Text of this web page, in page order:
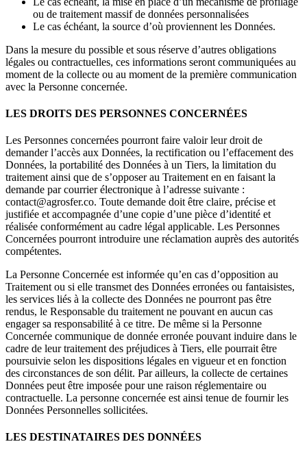
ou de traitement massif de données personnalisées
Le cas échéant, la source d’où proviennent les Données.
Dans la mesure du possible et sous réserve d’autres obligations
légales ou contractuelles, ces informations seront communiquées au
moment de la collecte ou au moment de la première communication
avec la Personne concernée.
LES DROITS DES PERSONNES CONCERNÉES
Les Personnes concernées pourront faire valoir leur droit de
demander l’accès aux Données, la rectification ou l’effacement des
Données, la portabilité des Données à un Tiers, la limitation du
traitement ainsi que de s’opposer au Traitement en en faisant la
demande par courrier électronique à l’adresse suivante :
contact@agrosfer.co. Toute demande doit être claire, précise et
justifiée et accompagnée d’une copie d’une pièce d’identité et
réalisée conformément au cadre légal applicable. Les Personnes
Concernées pourront introduire une réclamation auprès des autorités
compétentes.
La Personne Concernée est informée qu’en cas d’opposition au
Traitement ou si elle transmet des Données erronées ou fantaisistes,
les services liés à la collecte des Données ne pourront pas être
rendus, le Responsable du traitement ne pouvant en aucun cas
engager sa responsabilité à ce titre. De même si la Personne
Concernée communique de donnée erronée pouvant induire dans le
cadre de leur traitement des préjudices à Tiers, elle pourrait être
poursuivie selon les dispositions légales en vigueur et en fonction
des circonstances de son délit. Par ailleurs, la collecte de certaines
Données peut être imposée pour une raison réglementaire ou
contractuelle. La personne concernée est ainsi tenue de fournir les
Données Personnelles sollicitées.
LES DESTINATAIRES DES DONNÉES